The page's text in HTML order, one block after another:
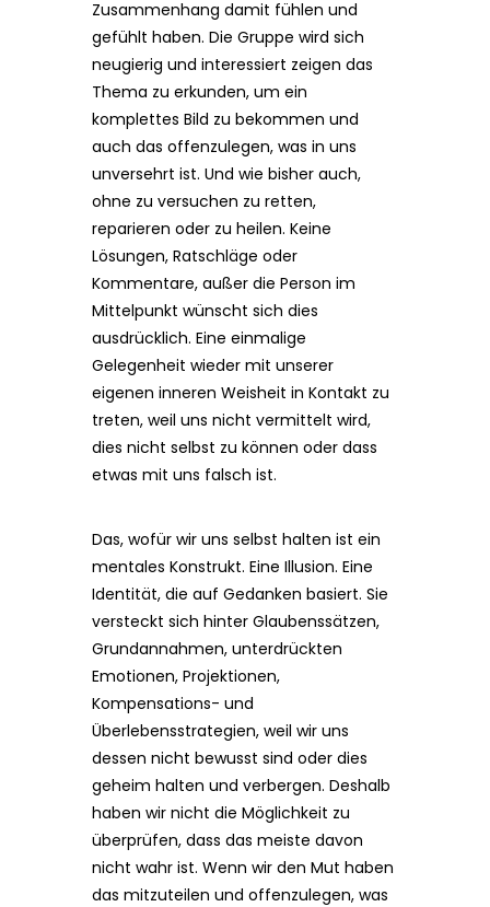
Zusammenhang damit fühlen und
gefühlt haben. Die Gruppe wird sich
neugierig und interessiert zeigen das
Thema zu erkunden, um ein
komplettes Bild zu bekommen und
auch das offenzulegen, was in uns
unversehrt ist. Und wie bisher auch,
ohne zu versuchen zu retten,
reparieren oder zu heilen. Keine
Lösungen, Ratschläge oder
Kommentare, außer die Person im
Mittelpunkt wünscht sich dies
ausdrücklich. Eine einmalige
Gelegenheit wieder mit unserer
eigenen inneren Weisheit in Kontakt zu
treten, weil uns nicht vermittelt wird,
dies nicht selbst zu können oder dass
etwas mit uns falsch ist.
Das, wofür wir uns selbst halten ist ein
mentales Konstrukt. Eine Illusion. Eine
Identität, die auf Gedanken basiert. Sie
versteckt sich hinter Glaubenssätzen,
Grundannahmen, unterdrückten
Emotionen, Projektionen,
Kompensations- und
Überlebensstrategien, weil wir uns
dessen nicht bewusst sind oder dies
geheim halten und verbergen. Deshalb
haben wir nicht die Möglichkeit zu
überprüfen, dass das meiste davon
nicht wahr ist. Wenn wir den Mut haben
das mitzuteilen und offenzulegen, was